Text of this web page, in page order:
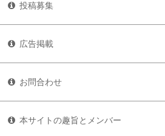
投稿募集
広告掲載
お問合わせ
本サイトの趣旨とメンバー